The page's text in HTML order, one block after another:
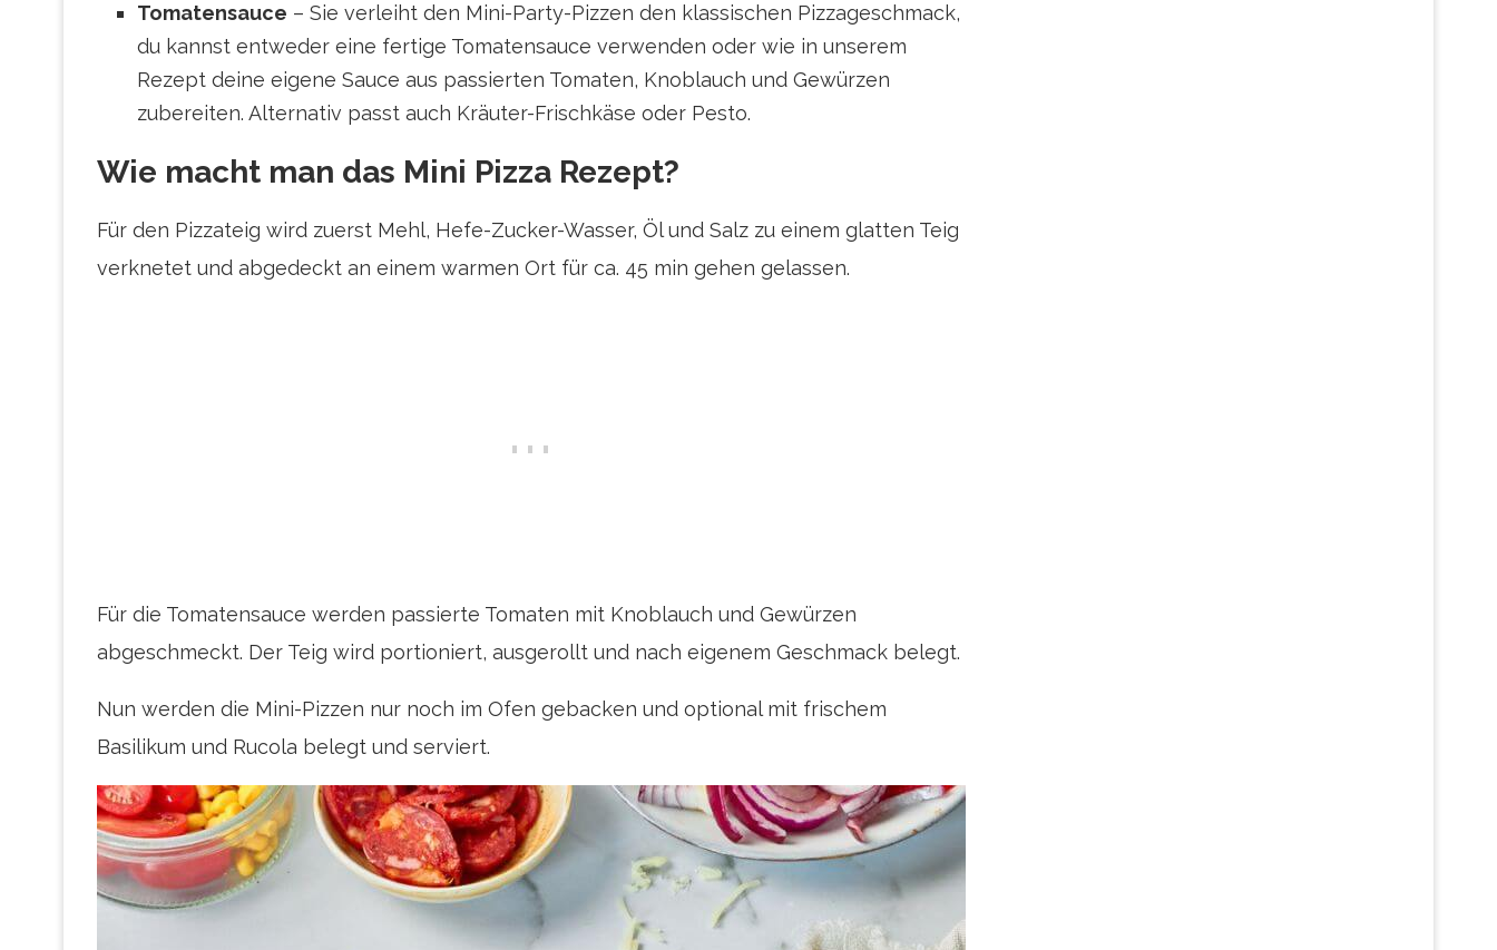
Tomatensauce – Sie verleiht den Mini-Party-Pizzen den klassischen Pizzageschmack,
du kannst entweder eine fertige Tomatensauce verwenden oder wie in unserem
Rezept deine eigene Sauce aus passierten Tomaten, Knoblauch und Gewürzen
zubereiten. Alternativ passt auch Kräuter-Frischkäse oder Pesto.
Wie macht man das Mini Pizza Rezept?
Für den Pizzateig wird zuerst Mehl, Hefe-Zucker-Wasser, Öl und Salz zu einem glatten Teig
verknetet und abgedeckt an einem warmen Ort für ca. 45 min gehen gelassen.
Für die Tomatensauce werden passierte Tomaten mit Knoblauch und Gewürzen
abgeschmeckt. Der Teig wird portioniert, ausgerollt und nach eigenem Geschmack belegt.
Nun werden die Mini-Pizzen nur noch im Ofen gebacken und optional mit frischem
Basilikum und Rucola belegt und serviert.